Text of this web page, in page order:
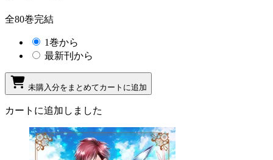
全80巻完結
1巻から
最新刊から
未購入分をまとめてカートに追加
カートに追加しました